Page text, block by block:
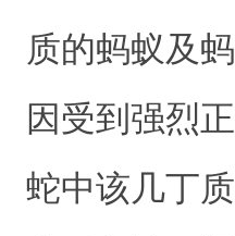
质的蚂蚁及
因受到强烈
蛇中该几丁